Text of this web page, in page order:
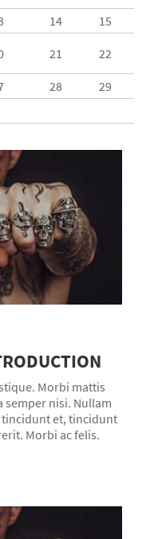
14 15
21 22
28
29
Morbi mattis
semper nisi. Nullam
tincidunt et, tincidunt
Morbi ac felis.